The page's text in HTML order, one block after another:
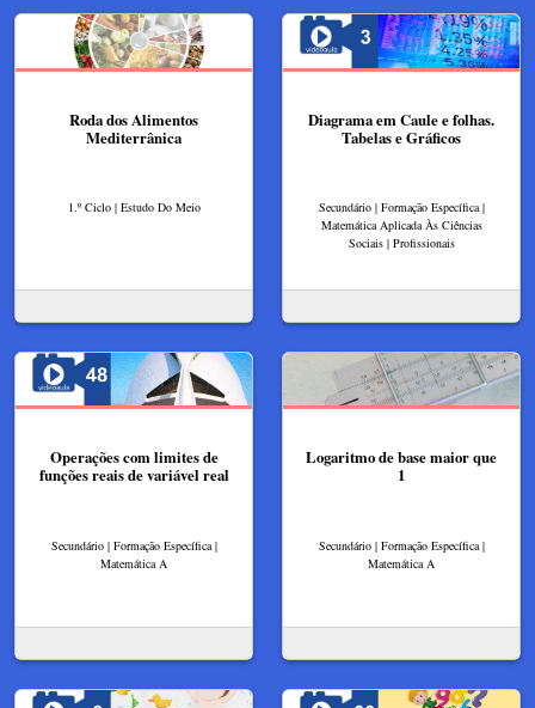
Roda dos Alimentos
Mediterrânica
1.º Ciclo | Estudo Do Meio
Diagrama em Caule e folhas.
Tabelas e Gráficos
Secundário | Formação Específica |
Matemática Aplicada Às Ciências
Sociais | Profissionais
Operações com limites de
funções reais de variável real
Secundário | Formação Específica |
Matemática A
Logaritmo de base maior que
1
Secundário | Formação Específica |
Matemática A